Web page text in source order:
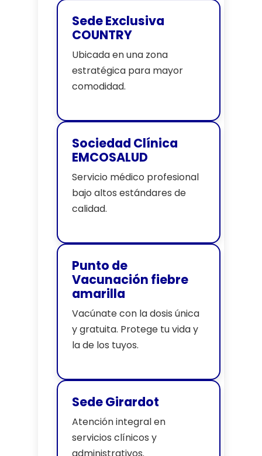
Sede Exclusiva
COUNTRY
Ubicada en una zona
estratégica para mayor
comodidad.
Sociedad Clínica
EMCOSALUD
Servicio médico profesional
bajo altos estándares de
calidad.
Punto de
Vacunación fiebre
amarilla
Vacúnate con la dosis única
y gratuita. Protege tu vida y
la de los tuyos.
Sede Girardot
Atención integral en
servicios clínicos y